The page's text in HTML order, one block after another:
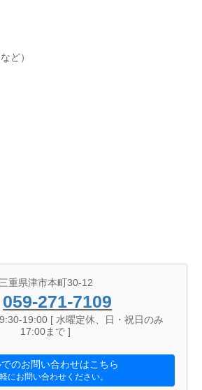
ど）
三重県津市本町30-12
059-271-7109
19:00 [ 水曜定休、日・祝日のみ
17:00まで ]
でのお問い合わせはこちら
にお問い合わせください。